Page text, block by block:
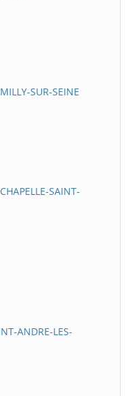
SUR-SEINE
SAINT-
ANDRE-LES-